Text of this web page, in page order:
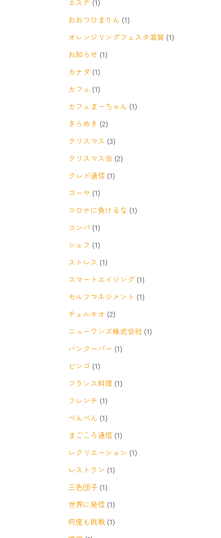
エステ (1)
おおつひまりん (1)
オレンジリングフェスタ滋賀 (1)
お知らせ (1)
カナダ (1)
カフェ (1)
カフェまーちゃん (1)
きらめき (2)
クリスマス (3)
クリスマス会 (2)
クレド通信 (1)
ゴーヤ (1)
コロナに負けるな (1)
コンパ (1)
シェフ (1)
ストレス (1)
スマートエイジング (1)
セルフマネジメント (1)
チェルキオ (2)
ニューワンズ株式会社 (1)
バンクーバー (1)
ビンゴ (1)
フランス料理 (1)
フレンチ (1)
べんべん (1)
まごころ通信 (1)
レクリエーション (1)
レストラン (1)
三色団子 (1)
世界に発信 (1)
何度も挑戦 (1)